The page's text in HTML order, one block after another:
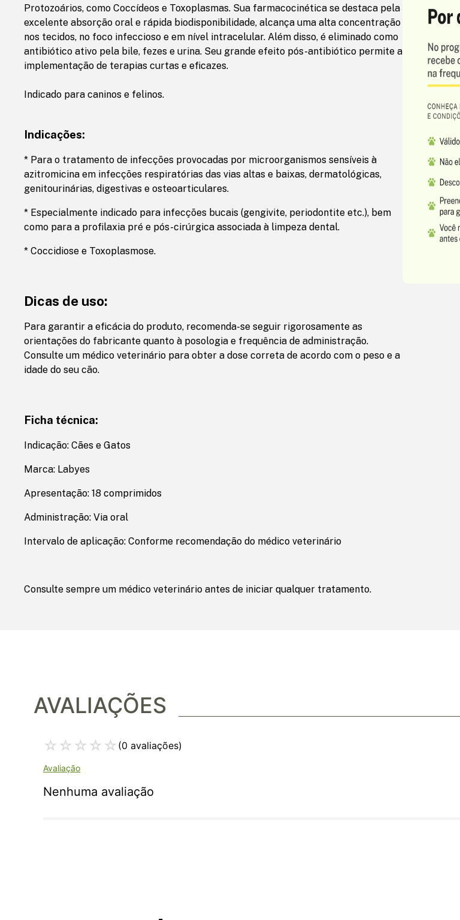
Protozoários, como Coccídeos e Toxoplasmas. Sua farmacocinética se destaca pela
excelente absorção oral e rápida biodisponibilidade, alcança uma alta concentração
nos tecidos, no foco infeccioso e em nível intracelular. Além disso, é eliminado como
antibiótico ativo pela bile, fezes e urina. Seu grande efeito pós-antibiótico permite a
implementação de terapias curtas e eficazes.
Indicado para caninos e felinos.
Indicações:
* Para o tratamento de infecções provocadas por microorganismos sensíveis à
azitromicina em infecções respiratórias das vias altas e baixas, dermatológicas,
genitourinárias, digestivas e osteoarticulares.
* Especialmente indicado para infecções bucais (gengivite, periodontite etc.), bem
como para a profilaxia pré e pós-cirúrgica associada à limpeza dental.
* Coccidiose e Toxoplasmose.
Dicas de uso:
Para garantir a eficácia do produto, recomenda-se seguir rigorosamente as
orientações do fabricante quanto à posologia e frequência de administração.
Consulte um médico veterinário para obter a dose correta de acordo com o peso e a
idade do seu cão.
Ficha técnica:
Indicação: Cães e Gatos
Marca: Labyes
Apresentação: 18 comprimidos
Administração: Via oral
Intervalo de aplicação: Conforme recomendação do médico veterinário
Consulte sempre um médico veterinário antes de iniciar qualquer tratamento.
AVALIAÇÕES
☆ ☆ ☆ ☆ ☆ (0 avaliações)
Nenhuma avaliação